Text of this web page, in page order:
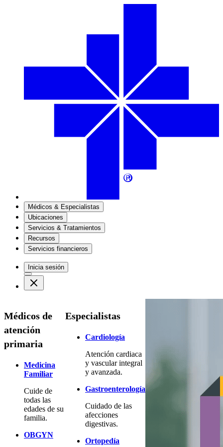
Médicos & Especialistas
Ubicaciones
Servicios & Tratamientos
Recursos
Servicios financieros
Inicia sesión
Médicos de
atención
primaria
Medicina
Familiar
Cuide de
todas las
edades de su
familia.
OBGYN
Especialistas
Cardiología
Atención cardiaca
y vascular integral
y avanzada.
Gastroenterología
Cuidado de las
afecciones
digestivas.
Ortopedía